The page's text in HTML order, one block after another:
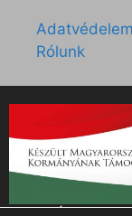
Adatvédelem
Rólunk